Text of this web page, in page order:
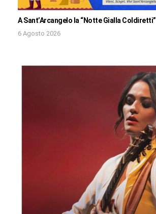
A Sant’Arcangelo la “Notte Gialla Coldiretti”
6 Agosto 2026